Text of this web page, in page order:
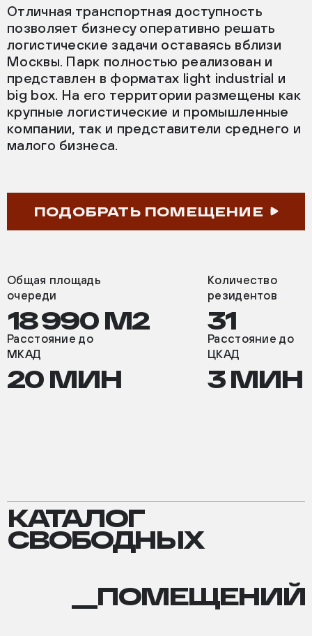
Общая площадь
очереди
18 990 М2
Количество
резидентов
31
Расстояние до
МКАД
20 МИН
Расстояние до
ЦКАД
3 МИН
Отличная транспортная доступность
позволяет бизнесу оперативно решать
логистические задачи оставаясь вблизи
Москвы. Парк полностью реализован и
представлен в форматах light industrial и
big box. На его территории размещены как
крупные логистические и промышленные
компании, так и представители среднего и
малого бизнеса.
ПОДОБРАТЬ ПОМЕЩЕНИЕ
КАТАЛОГ
СВОБОДНЫХ
ПОМЕЩЕНИЙ
КАТАЛОГ
СВОБОДНЫХ
__ПОМЕЩЕНИЙ